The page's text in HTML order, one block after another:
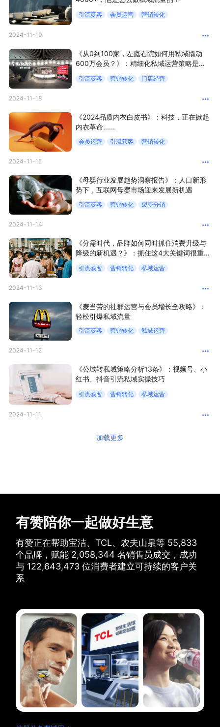
新零售资讯
私域课程 新零售内参
增长俱乐部
商家社区 社群交流
入驻有赞 认证代理商
认证服务商 设计服务商
有赞云
引流获客 会员运营 营销转化
2024-11-19
《从0到100家，左庭右院如何用私域撬动
600万会员？》：精细化私域运营策略是关
键！
引流获客 营销转化 门店经营
2024-11-18
《2024品质内衣白皮书》：科技，正在掀起
内衣革命......
会员运营 引流获客 营销转化
2024-11-15
《母婴行业发展趋势洞察报告》：人口新形
势下，互联网母婴市场迎来发展新机遇
引流获客 营销转化 裂变分销
2024-11-14
《分需时代，品牌如何同时抓住消费升级与
降级的新机遇？》：抓住这4大关键词很重
要！
引流获客 营销转化 私域运营
2024-11-13
《麦当劳的社群运营与会员增长全攻略》：
轻松引爆私域流量
引流获客 营销转化 私域运营
2024-11-12
《公域转私域策略分析13条》：视频号、小
红书、抖音引流私域实操技巧
引流获客 营销转化 私域运营
2024-11-11
加载更多
有赞陪你一起做好生意
有赞正在帮助宝洁、TCL、农夫山泉等 55,833
个品牌， 赋能 2,058,344 名销售员成交， 成功
与 122,643,473 位消费者建立可持续的客户关
系